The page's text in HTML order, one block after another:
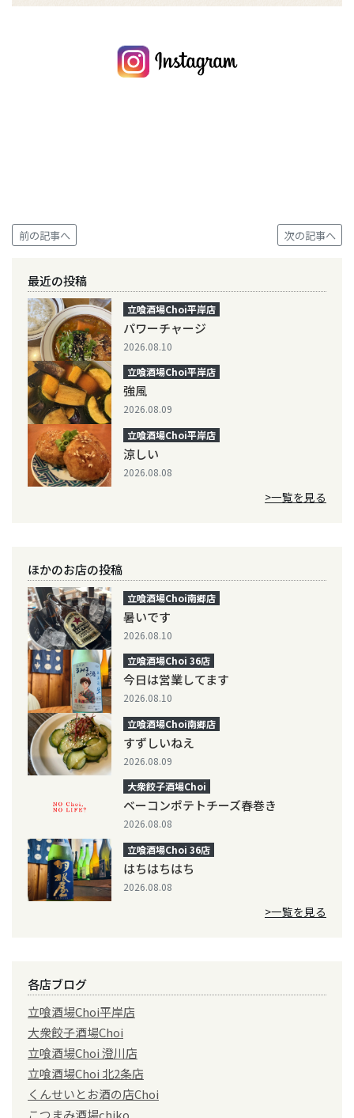
前の記事へ 次の記事へ
最近の投稿
立喰酒場Choi平岸店
パワーチャージ
2026.08.10
立喰酒場Choi平岸店
強風
2026.08.09
立喰酒場Choi平岸店
涼しい
2026.08.08
>一覧を見る
ほかのお店の投稿
立喰酒場Choi南郷店
暑いです
2026.08.10
立喰酒場Choi 36店
今日は営業してます
2026.08.10
立喰酒場Choi南郷店
すずしいねえ
2026.08.09
大衆餃子酒場Choi
ベーコンポテトチーズ春巻き
2026.08.08
立喰酒場Choi 36店
はちはちはち
2026.08.08
>一覧を見る
各店ブログ
立喰酒場Choi平岸店
大衆餃子酒場Choi
立喰酒場Choi 澄川店
立喰酒場Choi 北2条店
くんせいとお酒の店Choi
こつまみ酒場chiko